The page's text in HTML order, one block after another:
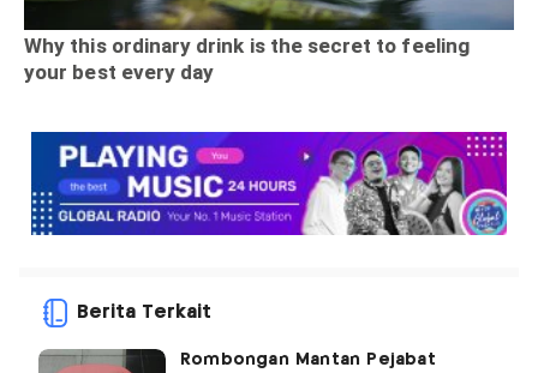
Berita Terkait
Rombongan Mantan Pejabat